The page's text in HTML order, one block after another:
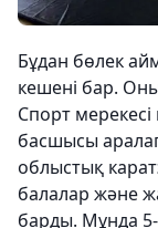
Бұдан бөлек
кешені бар.
Спорт
басшысы
облыстық
балалар және
барды. Мұнда